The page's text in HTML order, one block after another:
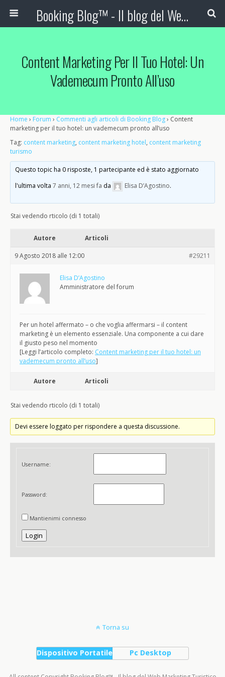
Booking Blog™ - Il blog del Web Marketing Turistico
Content Marketing Per Il Tuo Hotel: Un
Vademecum Pronto All’uso
Home › Forum › Commenti agli articoli di Booking Blog› Content
marketing per il tuo hotel: un vademecum pronto all’uso
Tag: content marketing, content marketing hotel, content marketing
turismo
Questo topic ha 0 risposte, 1 partecipante ed è stato aggiornato
l'ultima volta7 anni, 12 mesi fa da Elisa D’Agostino.
Stai vedendo rticolo (di 1 totali)
Autore Articoli
9 Agosto 2018 alle 12:00 #29211
Elisa D’Agostino
Amministratore del forum
Per un hotel affermato – o che voglia affermarsi – il content
marketing è un elemento essenziale. Una componente a cui dare
il giusto peso nel momento
[Leggi l’articolo completo: Content marketing per il tuo hotel: un
vademecum pronto all’uso]
Autore Articoli
Stai vedendo rticolo (di 1 totali)
Devi essere loggato per rispondere a questa discussione.
Username:
Password:
Mantienimi connesso
Login
Torna su
Dispositivo Portatile Pc Desktop